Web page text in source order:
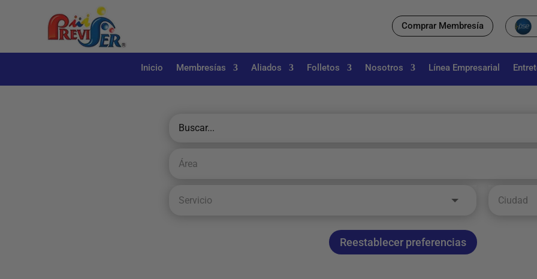
Comprar Membresía
Inicio Membresías Aliados Folletos Nosotros Línea Empresarial
Reestablecer preferencias